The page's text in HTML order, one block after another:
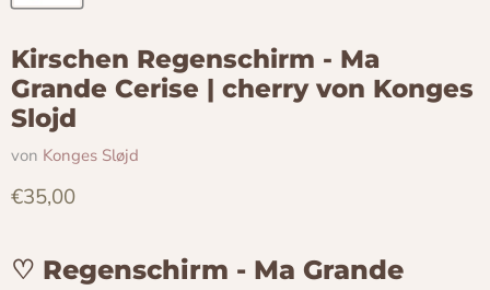
Kirschen Regenschirm - Ma
Grande Cerise | cherry von Konges
Slojd
von Konges Sløjd
Aktueller Preis
€35,00
♡ Regenschirm - Ma Grande